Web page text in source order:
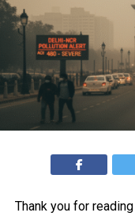
Thank you for